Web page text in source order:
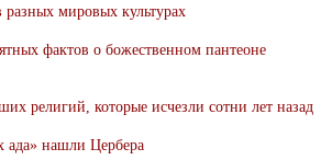
разных мировых культурах
фактов о божественном пантеоне
религий, которые исчезли сотни лет назад
ада» нашли Цербера